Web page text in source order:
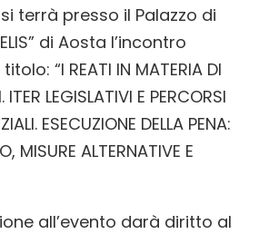
terrà presso il Palazzo di
di Aosta l’incontro
“I REATI IN MATERIA DI
ITER LEGISLATIVI E PERCORSI
ESECUZIONE DELLA PENA:
MISURE ALTERNATIVE E
all’evento darà diritto al